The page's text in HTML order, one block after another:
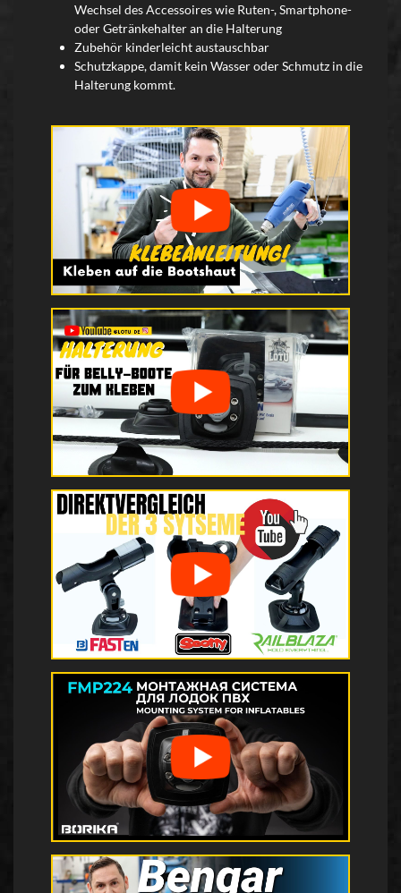
Wechsel des Accessoires wie Ruten-, Smartphone-
oder Getränkehalter an die Halterung
Zubehör kinderleicht austauschbar
Schutzkappe, damit kein Wasser oder Schmutz in die
Halterung kommt.